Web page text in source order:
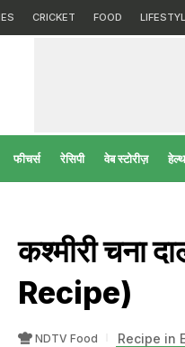
CRICKET FOOD
फीचर्स रेसिपी वेब स्टोरीज़ हेल्‍थ
कश्मीरी चना
Recipe)
NDTV Food Recipe in